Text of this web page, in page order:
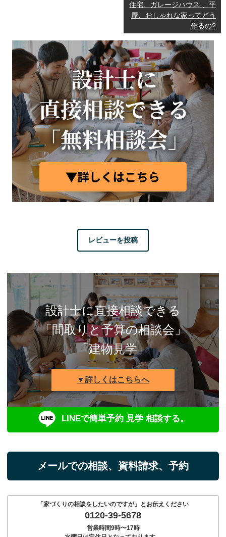
住宅、ガレージハウス 、平
屋、おしゃれな家ってどう
作るの?
レビューを投稿
設計士に直接相談できる
「間取りと予算の相談会」
「建物見学」
▼詳しくはこちらへ
LINEで簡単予約 見学 相談する。
メールでの相談、資料請求、予約
「家づくりの相談をしたいのですが」とお伝えください
0120-39-5678
営業時間9時〜17時